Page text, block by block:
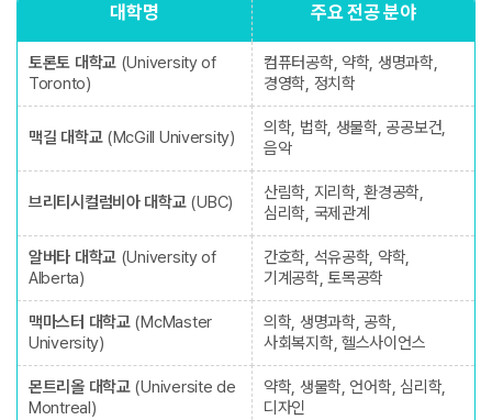
대학명 주요 전공 분야
토론토 대학교 (University of
Toronto)
컴퓨터공학, 약학, 생명과학,
경영학, 정치학
맥길 대학교(McGill University)
의학, 법학, 생물학, 공공보건,
음악
브리티시컬럼비아 대학교(UBC)
산림학, 지리학, 환경공학,
심리학, 국제관계
알버타 대학교 (University of
Alberta)
간호학, 석유공학, 약학,
기계공학, 토목공학
맥마스터 대학교(McMaster
University)
의학, 생명과학, 공학,
사회복지학, 헬스사이언스
몬트리올 대학교 (Universite de
Montreal)
약학, 생물학, 언어학, 심리학,
디자인